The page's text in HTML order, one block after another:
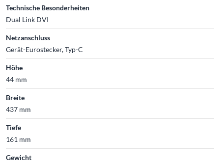
Technische Besonderheiten
Dual Link DVI
Netzanschluss
Gerät-Eurostecker, Typ-C
Höhe
44 mm
Breite
437 mm
Tiefe
161 mm
Gewicht